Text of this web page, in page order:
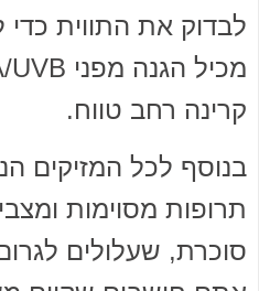
לבדוק את התווית
קרינה רחב טווח.
בנוסף לכל המזיקים
תרופות מסוימות
סוכרת, שעלולים